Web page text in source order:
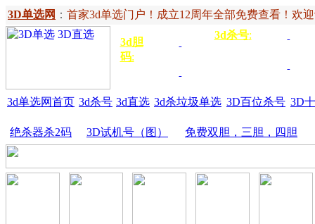
3D单选网 ： 首家3d单选门户！成立12周年全部免费查看！欢
3d胆
码:
3d杀号:
3d单选网首页 3d杀号 3d直选 3d杀垃圾单选 3D百位杀号 3D
绝杀器杀2码 3D试机号（图） 免费双胆，三胆，四胆